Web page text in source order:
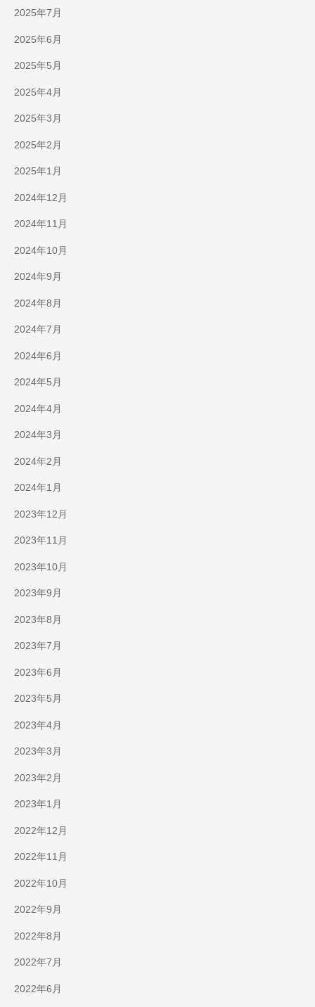
2025年7月
2025年6月
2025年5月
2025年4月
2025年3月
2025年2月
2025年1月
2024年12月
2024年11月
2024年10月
2024年9月
2024年8月
2024年7月
2024年6月
2024年5月
2024年4月
2024年3月
2024年2月
2024年1月
2023年12月
2023年11月
2023年10月
2023年9月
2023年8月
2023年7月
2023年6月
2023年5月
2023年4月
2023年3月
2023年2月
2023年1月
2022年12月
2022年11月
2022年10月
2022年9月
2022年8月
2022年7月
2022年6月